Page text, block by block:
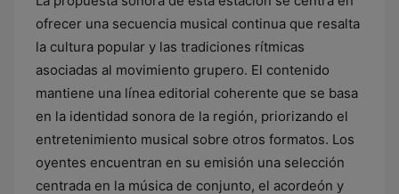
ofrecer una secuencia musical continua que resalta
la cultura popular y las tradiciones rítmicas
asociadas al movimiento grupero. El contenido
mantiene una línea editorial coherente que se basa
en la identidad sonora de la región, priorizando el
entretenimiento musical sobre otros formatos. Los
oyentes encuentran en su emisión una selección
centrada en la música de conjunto, el acordeón y